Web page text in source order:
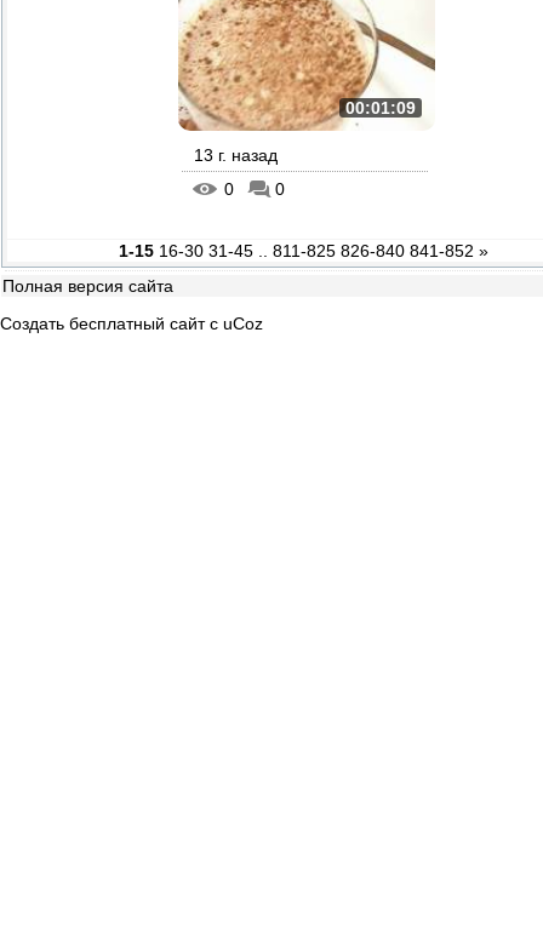
00:01:09
13 г. назад
0
0
1-15 16-30 31-45 811-825 826-840 841-852 »
Полная версия сайта
Создать бесплатный сайтс uCoz